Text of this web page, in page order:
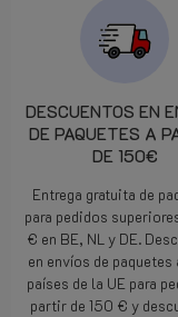
DESCUENTOS EN
DE PAQUETES A
DE 150€
Entrega gratuita de
para pedidos
€ en BE, NL y DE.
en envíos de paquetes
países de la UE para
partir de 150 € y